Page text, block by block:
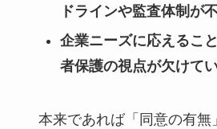
ドラインや監査体制が
企業ニーズに応えるこ
者保護の視点が欠けてい
本来であれば「同意の有無